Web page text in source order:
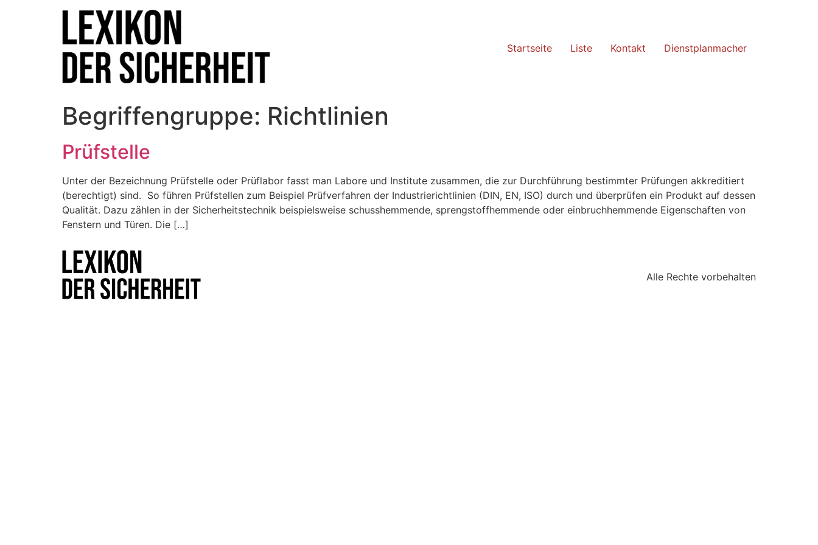
Startseite Liste Kontakt Dienstplanmacher
Begriffengruppe: Richtlinien
Prüfstelle
Unter der Bezeichnung Prüfstelle oder Prüflabor fasst man Labore und Institute zusammen, die zur Durchführung bestimmter Prüfungen akkreditiert
(berechtigt) sind. So führen Prüfstellen zum Beispiel Prüfverfahren der Industrierichtlinien (DIN, EN, ISO) durch und überprüfen ein Produkt auf dessen
Qualität. Dazu zählen in der Sicherheitstechnik beispielsweise schusshemmende, sprengstoffhemmende oder einbruchhemmende Eigenschaften von
Fenstern und Türen. Die […]
Alle Rechte vorbehalten